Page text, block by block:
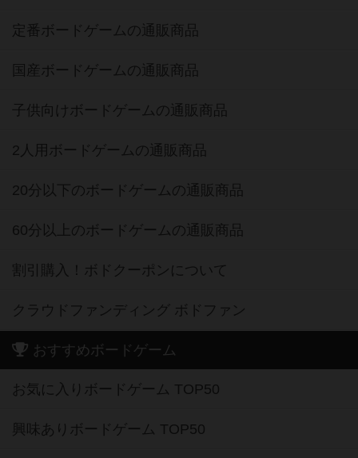
定番ボードゲームの通販商品
国産ボードゲームの通販商品
子供向けボードゲームの通販商品
2人用ボードゲームの通販商品
20分以下のボードゲームの通販商品
60分以上のボードゲームの通販商品
割引購入！ボドクーポンについて
クラウドファンディング ボドファン
おすすめボードゲーム
お気に入りボードゲーム TOP50
興味ありボードゲーム TOP50